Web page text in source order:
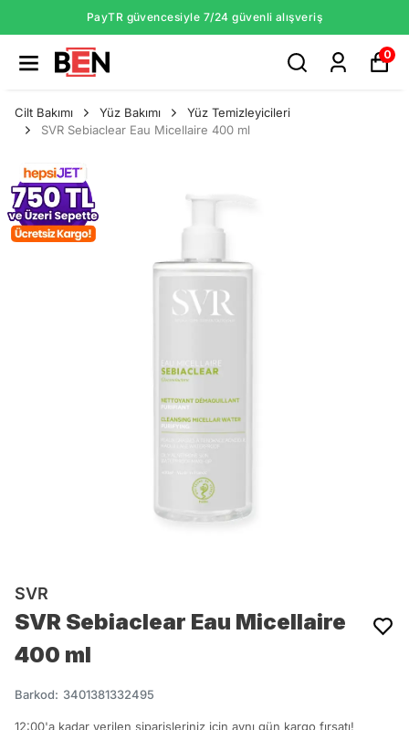
PayTR güvencesiyle 7/24 güvenli alışveriş
0
Cilt Bakımı Yüz Bakımı
Yüz Temizleyicileri
SVR Sebiaclear Eau Micellaire 400 ml
SVR
SVR Sebiaclear Eau Micellaire
400 ml
Barkod: 3401381332495
12:00'a kadar verilen siparişleriniz için aynı gün kargo fırsatı!